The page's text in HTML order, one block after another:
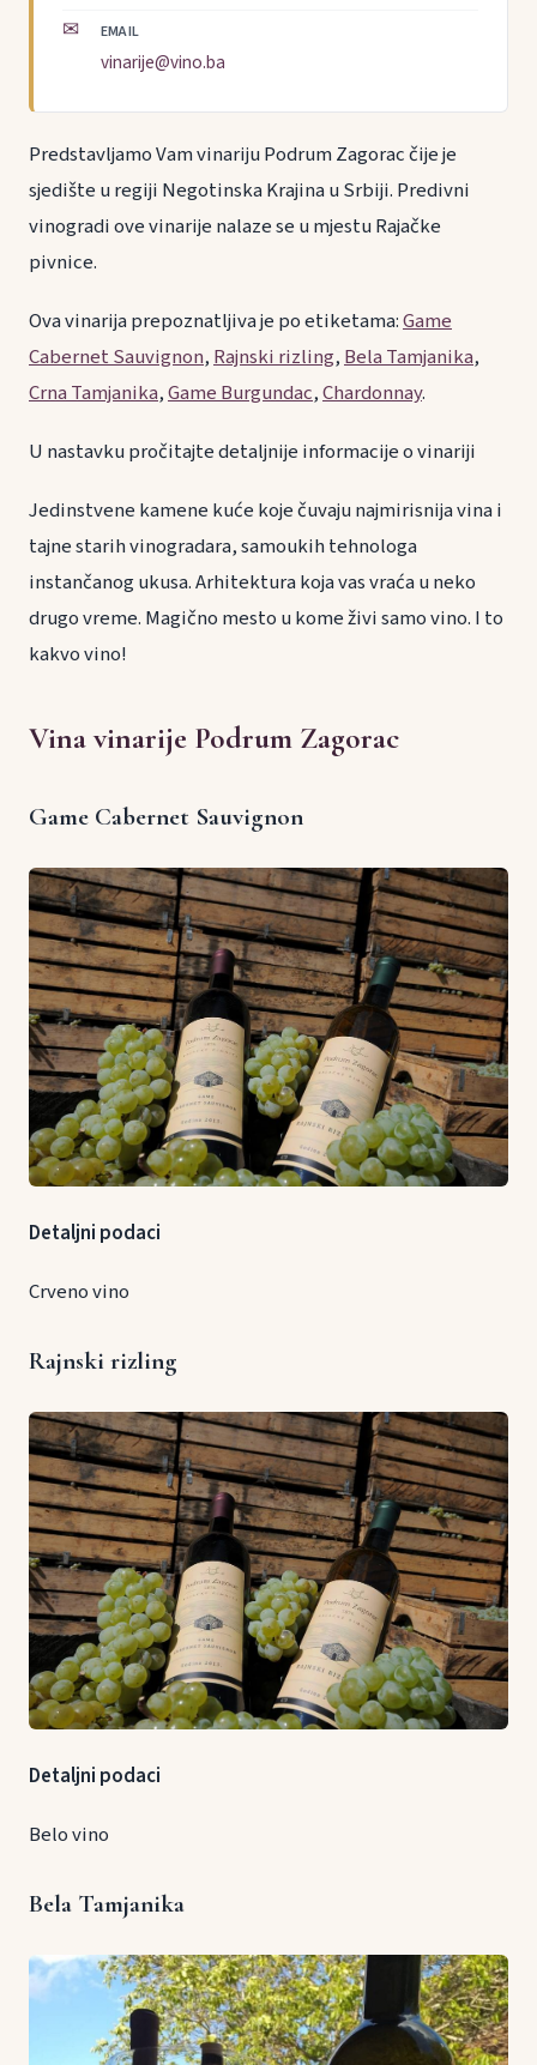
✉ EMAIL
vinarije@vino.ba
Predstavljamo Vam vinariju Podrum Zagorac čije je
sjedište u regiji Negotinska Krajina u Srbiji. Predivni
vinogradi ove vinarije nalaze se u mjestu Rajačke
pivnice.
Ova vinarija prepoznatljiva je po etiketama:Game
Cabernet Sauvignon, Rajnski rizling, Bela Tamjanika,
Crna Tamjanika,Game Burgundac,Chardonnay.
U nastavku pročitajte detaljnije informacije o vinariji
Jedinstvene kamene kuće koje čuvaju najmirisnija vina i
tajne starih vinogradara, samoukih tehnologa
instančanog ukusa. Arhitektura koja vas vraća u neko
drugo vreme. Magično mesto u kome živi samo vino. I to
kakvo vino!
Vina vinarije Podrum Zagorac
Game Cabernet Sauvignon
Detaljni podaci
Crveno vino
Rajnski rizling
Detaljni podaci
Belo vino
Bela Tamjanika